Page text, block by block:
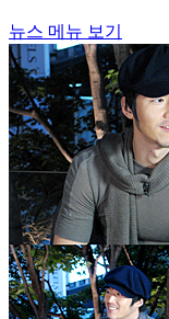
뉴스 메뉴 보기